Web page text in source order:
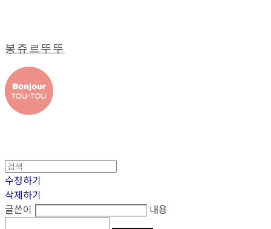
봉쥬르뚜뚜
수정하기
삭제하기
글쓴이
내용